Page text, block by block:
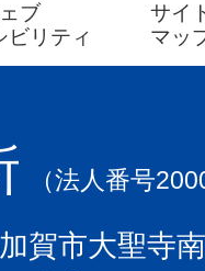
ブ
ビリティ
サイ
マッ
（法人番号
賀市大聖寺